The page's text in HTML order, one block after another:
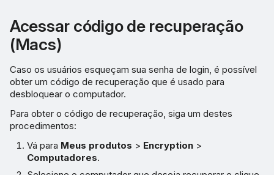
Acessar código de recuperação
(Macs)
Caso os usuários esqueçam sua senha de login, é possível
obter um código de recuperação que é usado para
desbloquear o computador.
Para obter o código de recuperação, siga um destes
procedimentos:
Vá para Meus produtos > Encryption >
Computadores.